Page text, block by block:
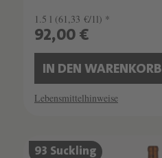
1.5 l (61,33 €/1l) *
92,00 €
IN DEN WARENKORB
Lebensmittelhinweise
93 Suckling